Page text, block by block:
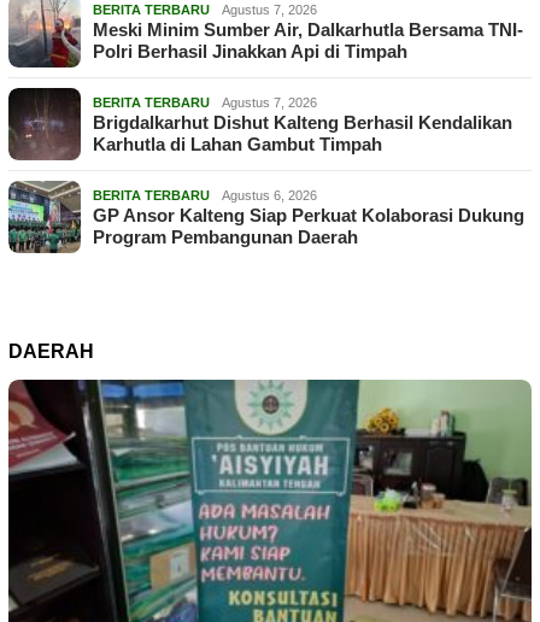
BERITA TERBARU Agustus 7, 2026
Meski Minim Sumber Air, Dalkarhutla Bersama TNI-
Polri Berhasil Jinakkan Api di Timpah
BERITA TERBARU Agustus 7, 2026
Brigdalkarhut Dishut Kalteng Berhasil Kendalikan
Karhutla di Lahan Gambut Timpah
BERITA TERBARU Agustus 6, 2026
GP Ansor Kalteng Siap Perkuat Kolaborasi Dukung
Program Pembangunan Daerah
DAERAH